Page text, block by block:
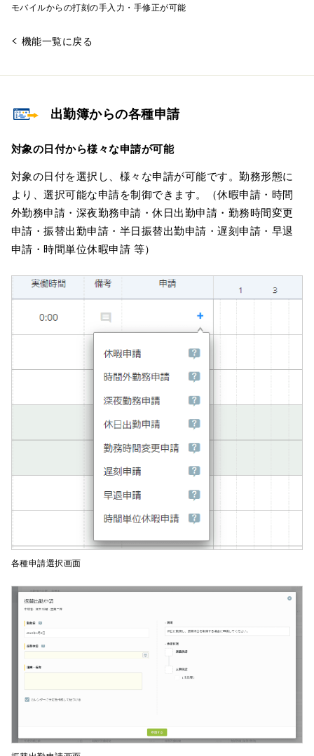
モバイルからの打刻の手入力・手修正が可能
機能一覧に戻る
出勤簿からの各種申請
対象の日付から様々な申請が可能
対象の日付を選択し、様々な申請が可能です。勤務形態に
より、選択可能な申請を制御できます。（休暇申請・時間
外勤務申請・深夜勤務申請・休日出勤申請・勤務時間変更
申請・振替出勤申請・半日振替出勤申請・遅刻申請・早退
申請・時間単位休暇申請 等）
各種申請選択画面